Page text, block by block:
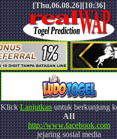
[Thu,06.08.26][10:36]
KlickLanjutkanuntuk berkunjung
AII
http://www.facebook.com
jejaring sosial media